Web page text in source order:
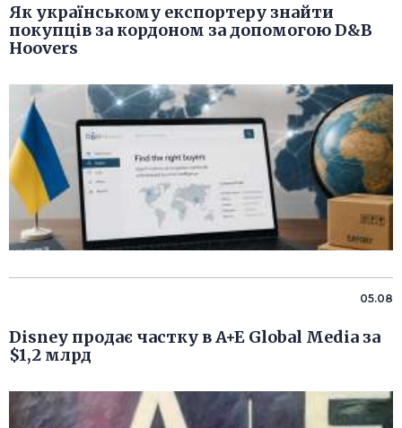
Як українському експортеру знайти
покупців за кордоном за допомогою D&B
Hoovers
05.08
Disney продає частку в A+E Global Media за
$1,2 млрд